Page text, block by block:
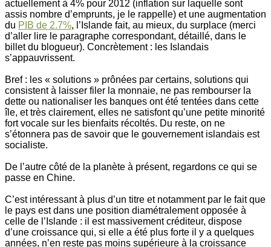
actuellement à 4% pour 2012 (inflation sur laquelle sont
assis nombre d’emprunts, je le rappelle) et une augmentation
du PIB de 2.7%, l’Islande fait, au mieux, du surplace (merci
d’aller lire le paragraphe correspondant, détaillé, dans le
billet du blogueur). Concrètement : les Islandais
s’appauvrissent.
Bref : les « solutions » prônées par certains, solutions qui
consistent à laisser filer la monnaie, ne pas rembourser la
dette ou nationaliser les banques ont été tentées dans cette
île, et très clairement, elles ne satisfont qu’une petite minorité
fort vocale sur les bienfaits récoltés. Du reste, on ne
s’étonnera pas de savoir que le gouvernement islandais est
socialiste.
De l’autre côté de la planète à présent, regardons ce qui se
passe en Chine.
C’est intéressant à plus d’un titre et notamment par le fait que
le pays est dans une position diamétralement opposée à
celle de l’Islande : il est massivement créditeur, dispose
d’une croissance qui, si elle a été plus forte il y a quelques
années, n’en reste pas moins supérieure à la croissance